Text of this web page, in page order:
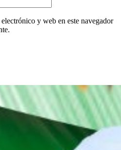
y web en este navegador